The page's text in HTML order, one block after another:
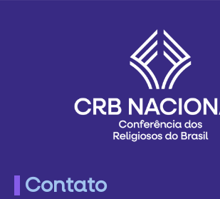
Contato